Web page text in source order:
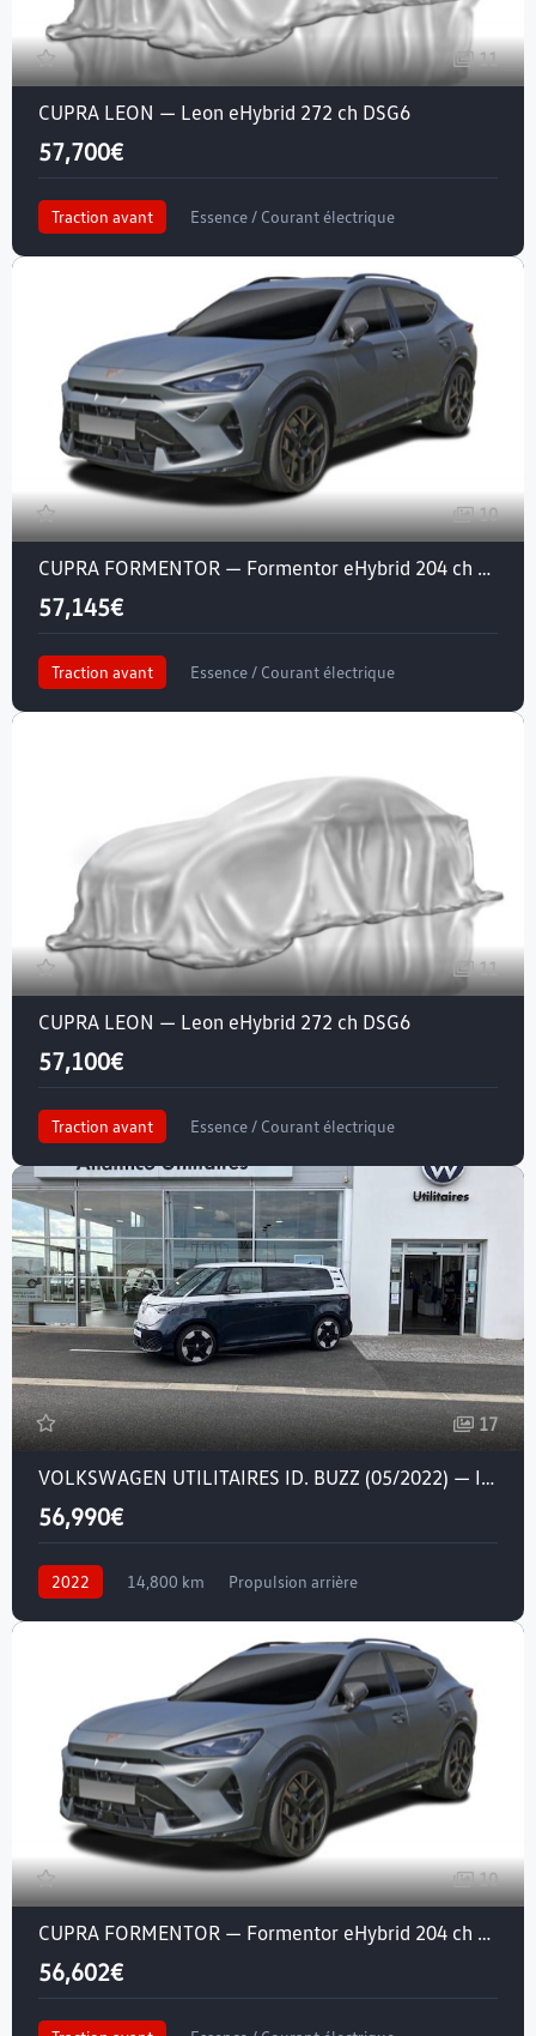
11
CUPRA LEON — Leon eHybrid 272 ch DSG6
57,700€
Traction avant
Essence / Courant électrique
10
CUPRA FORMENTOR — Formentor eHybrid 204 ch DSG6
57,145€
Traction avant
Essence / Courant électrique
11
CUPRA LEON — Leon eHybrid 272 ch DSG6
57,100€
Traction avant
Essence / Courant électrique
17
VOLKSWAGEN UTILITAIRES ID. BUZZ (05/2022) — ID. Buzz 204 ch Pro
56,990€
2022 14,800 km
Propulsion arrière
10
CUPRA FORMENTOR — Formentor eHybrid 204 ch DSG6
56,602€